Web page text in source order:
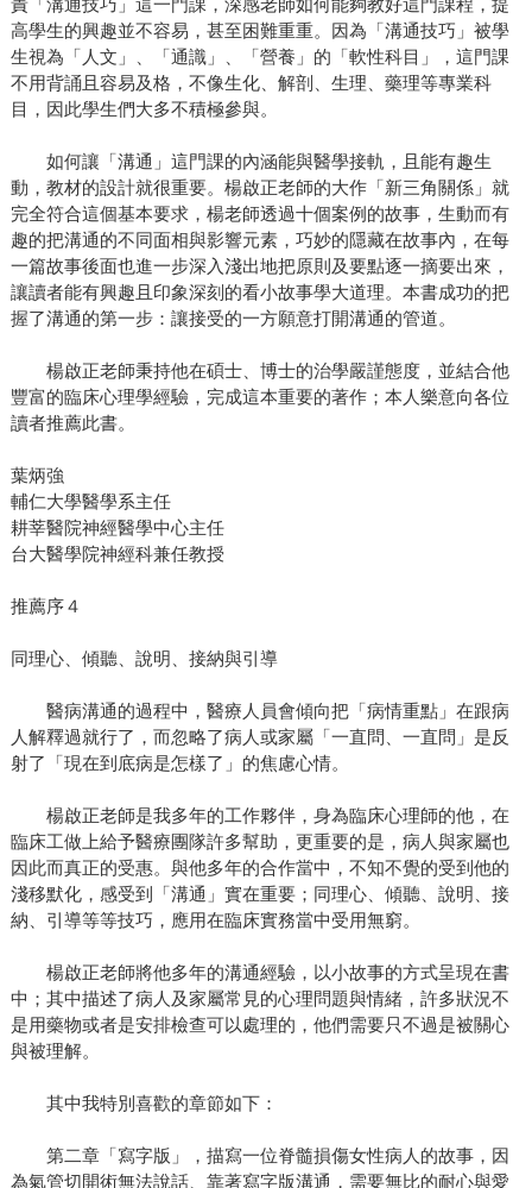
責「溝通技巧」這一門課，深感老師如何能夠教好這門課程，提
高學生的興趣並不容易，甚至困難重重。因為「溝通技巧」被學
生視為「人文」、「通識」、「營養」的「軟性科目」，這門課
不用背誦且容易及格，不像生化、解剖、生理、藥理等專業科
目，因此學生們大多不積極參與。
如何讓「溝通」這門課的內涵能與醫學接軌，且能有趣生
動，教材的設計就很重要。楊啟正老師的大作「新三角關係」就
完全符合這個基本要求，楊老師透過十個案例的故事，生動而有
趣的把溝通的不同面相與影響元素，巧妙的隱藏在故事內，在每
一篇故事後面也進一步深入淺出地把原則及要點逐一摘要出來，
讓讀者能有興趣且印象深刻的看小故事學大道理。本書成功的把
握了溝通的第一步：讓接受的一方願意打開溝通的管道。
楊啟正老師秉持他在碩士、博士的治學嚴謹態度，並結合他
豐富的臨床心理學經驗，完成這本重要的著作；本人樂意向各位
讀者推薦此書。
葉炳強
輔仁大學醫學系主任
耕莘醫院神經醫學中心主任
台大醫學院神經科兼任教授
推薦序４
同理心、傾聽、說明、接納與引導
醫病溝通的過程中，醫療人員會傾向把「病情重點」在跟病
人解釋過就行了，而忽略了病人或家屬「一直問、一直問」是反
射了「現在到底病是怎樣了」的焦慮心情。
楊啟正老師是我多年的工作夥伴，身為臨床心理師的他，在
臨床工做上給予醫療團隊許多幫助，更重要的是，病人與家屬也
因此而真正的受惠。與他多年的合作當中，不知不覺的受到他的
淺移默化，感受到「溝通」實在重要；同理心、傾聽、說明、接
納、引導等等技巧，應用在臨床實務當中受用無窮。
楊啟正老師將他多年的溝通經驗，以小故事的方式呈現在書
中；其中描述了病人及家屬常見的心理問題與情緒，許多狀況不
是用藥物或者是安排檢查可以處理的，他們需要只不過是被關心
與被理解。
其中我特別喜歡的章節如下：
第二章「寫字版」，描寫一位脊髓損傷女性病人的故事，因
為氣管切開術無法說話、靠著寫字版溝通，需要無比的耐心與愛